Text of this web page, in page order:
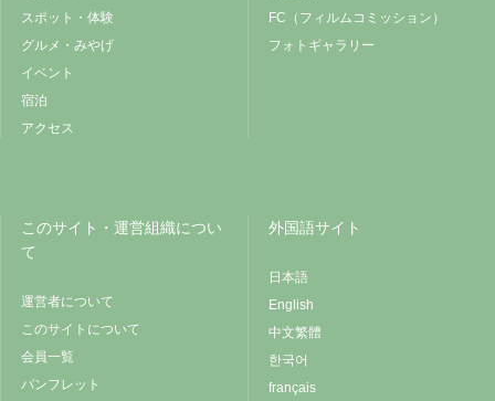
スポット・体験
グルメ・みやげ
イベント
宿泊
アクセス
FC（フィルムコミッション）
フォトギャラリー
このサイト・運営組織につい
て
運営者について
このサイトについて
会員一覧
パンフレット
外国語サイト
日本語
English
中文繁體
한국어
français